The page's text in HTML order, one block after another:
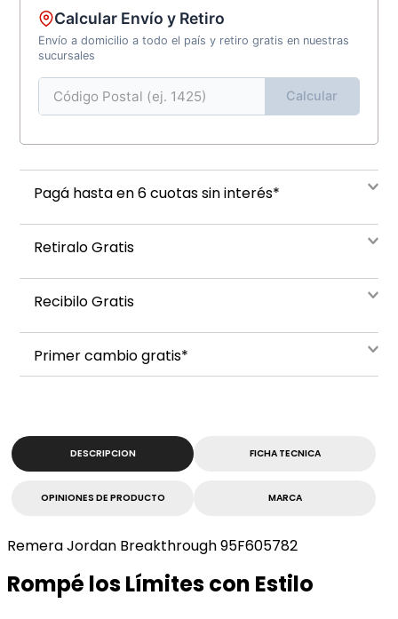
Calcular Envío y Retiro
Envío a domicilio a todo el país y retiro gratis en nuestras
sucursales
Calcular
Pagá hasta en 6 cuotas sin interés*
Retiralo Gratis
Recibilo Gratis
Primer cambio gratis*
DESCRIPCION FICHA TECNICA
OPINIONES DE PRODUCTO MARCA
Remera Jordan Breakthrough 95F605782
Rompé los Límites con Estilo